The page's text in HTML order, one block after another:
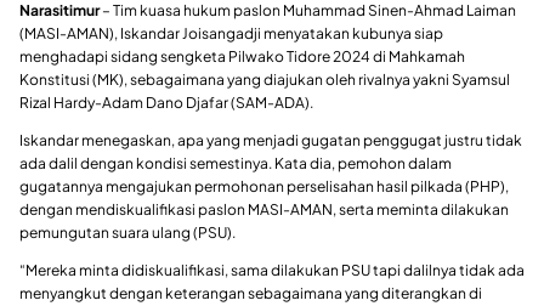
Narasitimur– Tim kuasa hukum paslon Muhammad Sinen-Ahmad Laiman
(MASI-AMAN), Iskandar Joisangadji menyatakan kubunya siap
menghadapi sidang sengketa Pilwako Tidore 2024 di Mahkamah
Konstitusi (MK), sebagaimana yang diajukan oleh rivalnya yakni Syamsul
Rizal Hardy-Adam Dano Djafar (SAM-ADA).
Iskandar menegaskan, apa yang menjadi gugatan penggugat justru tidak
ada dalil dengan kondisi semestinya. Kata dia, pemohon dalam
gugatannya mengajukan permohonan perselisahan hasil pilkada (PHP),
dengan mendiskualifikasi paslon MASI-AMAN, serta meminta dilakukan
pemungutan suara ulang (PSU).
“Mereka minta didiskualifikasi, sama dilakukan PSU tapi dalilnya tidak ada
menyangkut dengan keterangan sebagaimana yang diterangkan di